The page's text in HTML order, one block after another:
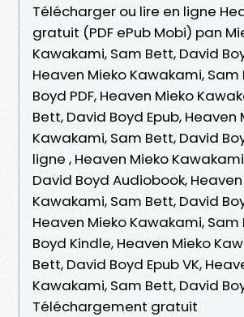
Télécharger ou lire en ligne
gratuit (PDF ePub Mobi) pan
Kawakami, Sam Bett, David
Heaven Mieko Kawakami, Sam
Boyd PDF, Heaven Mieko
Bett, David Boyd Epub, Heaven
Kawakami, Sam Bett, David
ligne , Heaven Mieko
David Boyd Audiobook,
Kawakami, Sam Bett, David
Heaven Mieko Kawakami, Sam
Boyd Kindle, Heaven Mieko
Bett, David Boyd Epub VK,
Kawakami, Sam Bett, David
Téléchargement gratuit